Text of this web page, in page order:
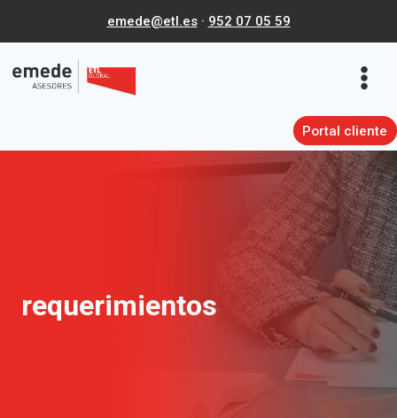
al
contenido
emede@etl.es· 952 07 05 59
Portal cliente
requerimientos